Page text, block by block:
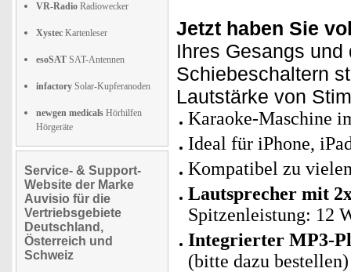
VR-Radio Radiowecker
Xystec Kartenleser
esoSAT SAT-Antennen
infactory Solar-Kupferanoden
newgen medicals Hörhilfen
Hörgeräte
Service- & Support-
Website der Marke
Auvisio für die
Vertriebsgebiete
Deutschland,
Österreich und
Schweiz
Jetzt haben Sie
Ihres Gesangs
Schiebeschaltern
Lautstärke von
Karaoke-Maschine
Ideal für iPhone,
Kompatibel zu
Lautsprecher mit
Spitzenleistung: 12
Integrierter MP3-
(bitte dazu bestellen)